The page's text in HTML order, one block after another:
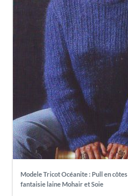
Modele Tricot Océanite : Pull en côtes
fantaisie laine Mohair et Soie